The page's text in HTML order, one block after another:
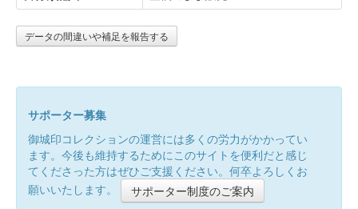
データの間違いや補足を報告する
サポーター募集
御城印コレクションの運営には多くの労力がかかってい
ます。今後も維持するためにこのサイトを便利だと感じ
てくださった方はぜひご支援ください。何卒よろしくお
願いいたします。
サポーター制度のご案内